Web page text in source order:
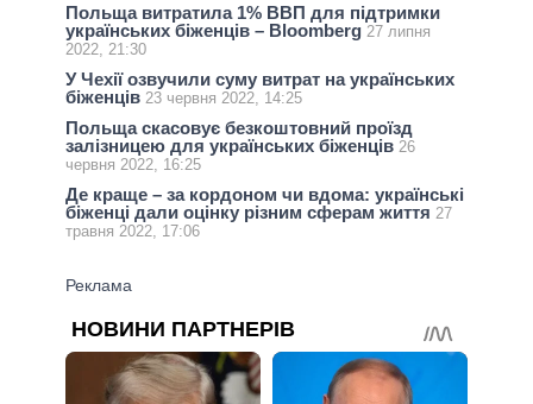
Польща витратила 1% ВВП для підтримки
українських біженців – Bloomberg 27 липня
2022, 21:30
У Чехії озвучили суму витрат на українських
біженців 23 червня 2022, 14:25
Польща скасовує безкоштовний проїзд
залізницею для українських біженців 26
червня 2022, 16:25
Де краще – за кордоном чи вдома: українські
біженці дали оцінку різним сферам життя 27
травня 2022, 17:06